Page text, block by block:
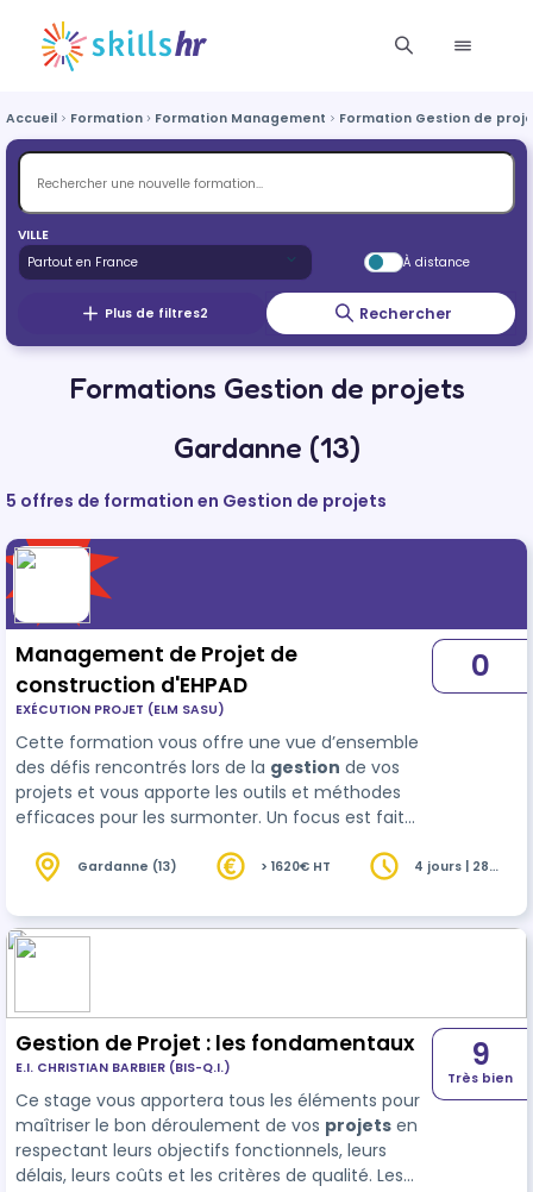
Accueil Formation Formation Management Formation Gestion de
VILLE
À distance
Plus de filtres2 Rechercher
Formations Gestion de projets
Gardanne (13)
5 offres de formation en Gestion de projets
Management de Projet de
construction d'EHPAD
EXÉCUTION PROJET (ELM SASU)
Cette formation vous offre une vue d’ensemble
des défis rencontrés lors de la gestion de vos
projets et vous apporte les outils et méthodes
efficaces pour les surmonter. Un focus est fait
d'EHPAD et permet d'approfondir les enjeux de
0
Gardanne (13) > 1620€ HT
4 jours | 28
Gestion de Projet : les fondamentaux
E.I. CHRISTIAN BARBIER (BIS-Q.I.)
Ce stage vous apportera tous les éléments pour
maîtriser le bon déroulement de vos projets en
respectant leurs objectifs fonctionnels, leurs
délais, leurs coûts et les critères de qualité. Les
9
Très bien